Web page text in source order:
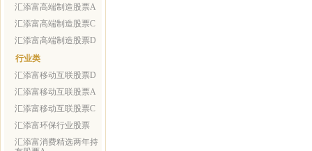
汇添富高端制造股票A
汇添富高端制造股票C
汇添富高端制造股票D
行业类
汇添富移动互联股票D
汇添富移动互联股票A
汇添富移动互联股票C
汇添富环保行业股票
汇添富消费精选两年持